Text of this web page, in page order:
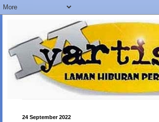
24 September 2022